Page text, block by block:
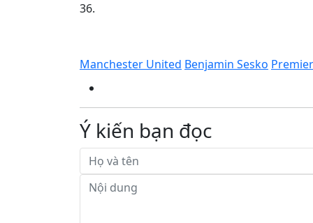
36.
Manchester United Benjamin Sesko
Ý kiến bạn đọc